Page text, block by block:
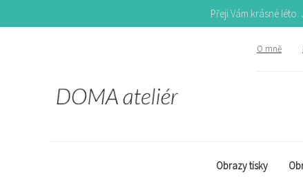
Přeji Vám krásné
O mně
Obrazy tisky